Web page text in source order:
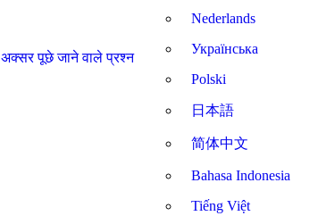
अक्सर पूछे जाने वाले प्रश्न
Nederlands
Українська
Polski
日本語
简体中文
Bahasa Indonesia
Tiếng Việt